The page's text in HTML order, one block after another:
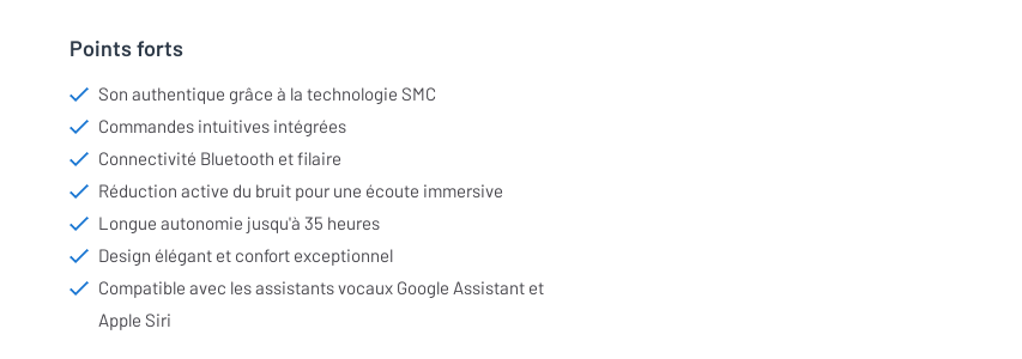
Points forts
Son authentique grâce à la technologie SMC
Commandes intuitives intégrées
Connectivité Bluetooth et filaire
Réduction active du bruit pour une écoute immersive
Longue autonomie jusqu'à 35 heures
Design élégant et confort exceptionnel
Compatible avec les assistants vocaux Google Assistant et
Apple Siri